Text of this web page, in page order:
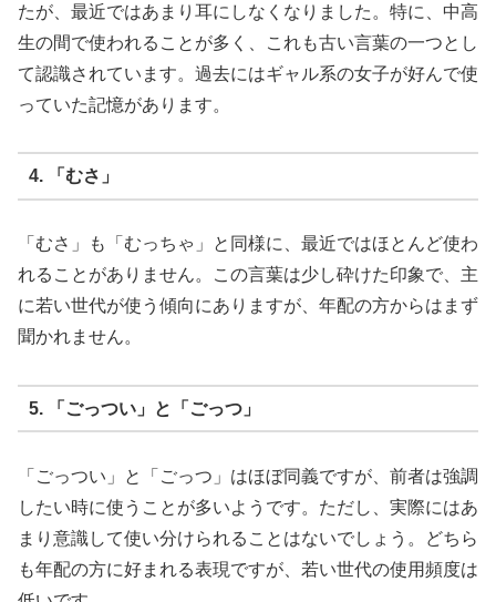
たが、最近ではあまり耳にしなくなりました。特に、中高
生の間で使われることが多く、これも古い言葉の一つとし
て認識されています。過去にはギャル系の女子が好んで使
っていた記憶があります。
4. 「むさ」
「むさ」も「むっちゃ」と同様に、最近ではほとんど使わ
れることがありません。この言葉は少し砕けた印象で、主
に若い世代が使う傾向にありますが、年配の方からはまず
聞かれません。
5. 「ごっつい」と「ごっつ」
「ごっつい」と「ごっつ」はほぼ同義ですが、前者は強調
したい時に使うことが多いようです。ただし、実際にはあ
まり意識して使い分けられることはないでしょう。どちら
も年配の方に好まれる表現ですが、若い世代の使用頻度は